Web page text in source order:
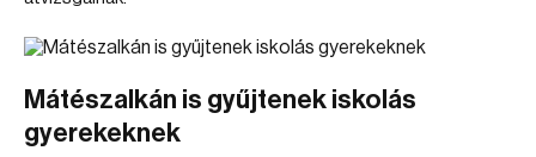
Mátészalkán is gyűjtenek iskolás
gyerekeknek